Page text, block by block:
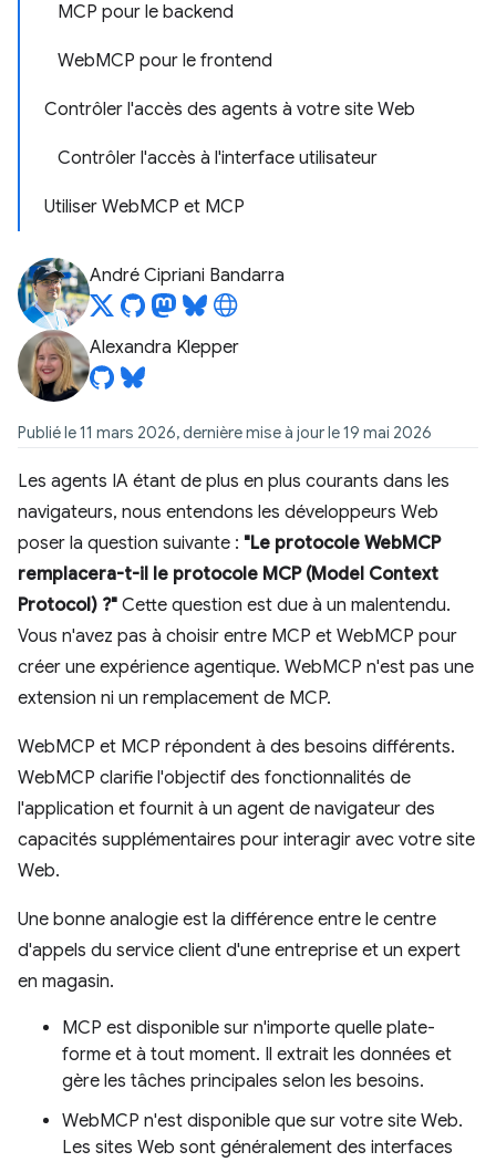
MCP pour le backend
WebMCP pour le frontend
Contrôler l'accès des agents à votre site Web
Contrôler l'accès à l'interface utilisateur
Utiliser WebMCP et MCP
André Cipriani Bandarra
Alexandra Klepper
Publié le 11 mars 2026, dernière mise à jour le 19 mai 2026
Les agents IA étant de plus en plus courants dans les
navigateurs, nous entendons les développeurs Web
poser la question suivante : "Le protocole WebMCP
remplacera-t-il le protocole MCP (Model Context
Protocol) ?" Cette question est due à un malentendu.
Vous n'avez pas à choisir entre MCP et WebMCP pour
créer une expérience agentique. WebMCP n'est pas une
extension ni un remplacement de MCP.
WebMCP et MCP répondent à des besoins différents.
WebMCP clarifie l'objectif des fonctionnalités de
l'application et fournit à un agent de navigateur des
capacités supplémentaires pour interagir avec votre site
Web.
Une bonne analogie est la différence entre le centre
d'appels du service client d'une entreprise et un expert
en magasin.
MCP est disponible sur n'importe quelle plate-
forme et à tout moment. Il extrait les données et
gère les tâches principales selon les besoins.
WebMCP n'est disponible que sur votre site Web.
Les sites Web sont généralement des interfaces